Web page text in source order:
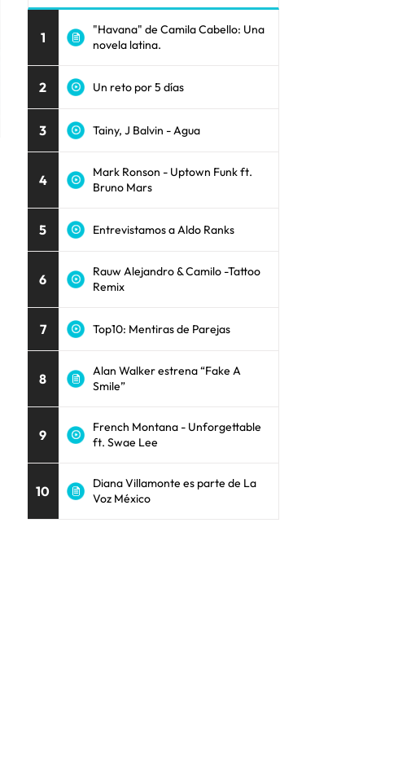
1
"Havana" de Camila Cabello: Una
novela latina.
2 Un reto por 5 días
3 Tainy, J Balvin - Agua
4
Mark Ronson - Uptown Funk ft.
Bruno Mars
5 Entrevistamos a Aldo Ranks
6
Rauw Alejandro & Camilo -Tattoo
Remix
7 Top10: Mentiras de Parejas
8
Alan Walker estrena “Fake A
Smile”
9
French Montana - Unforgettable
ft. Swae Lee
10
Diana Villamonte es parte de La
Voz México